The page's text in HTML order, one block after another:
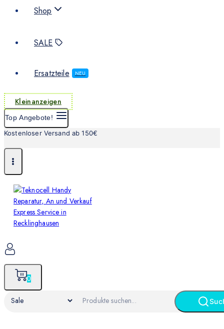
Shop
SALE
Ersatzteile NEU
Kleinanzeigen
Top Angebote!
Kostenloser Versand ab 150€
0